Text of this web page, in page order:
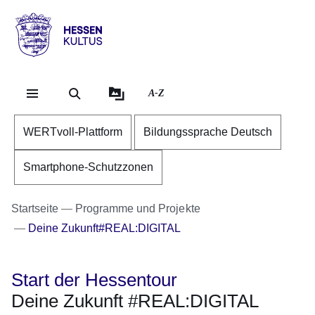
Hessen
Kultus
A-Z
WERTvoll-Plattform Bildungssprache Deutsch
Smartphone-Schutzzonen
Startseite
Programme und Projekte
Deine Zukunft#REAL:DIGITAL
Start der Hessentour
Deine Zukunft #REAL:DIGITAL